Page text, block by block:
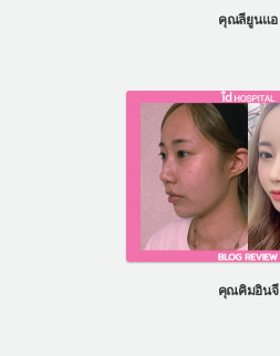
คุณลียูนแอ
คุณคิมอินจี